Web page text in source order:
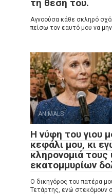
τη θέση του.
Αγνοούσα κάθε σκληρό
πείσω τον εαυτό μου να μην
ANIMALS
Η νύφη του γιου
κεφάλι μου, κι
κληρονομιά
εκατομμυρίων
Ο δικηγόρος του πατέρα
Τετάρτης, ενώ στεκόμουν